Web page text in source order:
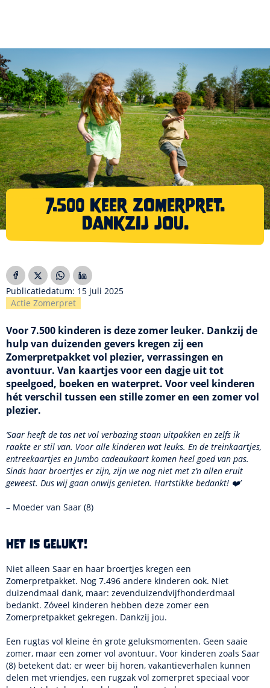
7.500 keer zomerpret.
Dankzij jou.
Publicatiedatum: 15 juli 2025
Actie Zomerpret
Voor 7.500 kinderen is deze zomer leuker. Dankzij de
hulp van duizenden gevers kregen zij een
Zomerpretpakket vol plezier, verrassingen en
avontuur. Van kaartjes voor een dagje uit tot
speelgoed, boeken en waterpret. Voor veel kinderen
hét verschil tussen een stille zomer en een zomer vol
plezier.
‘Saar heeft de tas net vol verbazing staan uitpakken en zelfs ik
raakte er stil van. Voor alle kinderen wat leuks. En de treinkaartjes,
entreekaartjes en Jumbo cadeaukaart komen heel goed van pas.
Sinds haar broertjes er zijn, zijn we nog niet met z’n allen eruit
geweest. Dus wij gaan onwijs genieten. Hartstikke bedankt! ❤️’
– Moeder van Saar (8)
Het is gelukt!
Niet alleen Saar en haar broertjes kregen een
Zomerpretpakket. Nog 7.496 andere kinderen ook. Niet
duizendmaal dank, maar: zevenduizendvijfhonderdmaal
bedankt. Zóveel kinderen hebben deze zomer een
Zomerpretpakket gekregen. Dankzij jou.
Een rugtas vol kleine én grote geluksmomenten. Geen saaie
zomer, maar een zomer vol avontuur. Voor kinderen zoals Saar
(8) betekent dat: er weer bij horen, vakantieverhalen kunnen
delen met vriendjes, een rugzak vol zomerpret speciaal voor